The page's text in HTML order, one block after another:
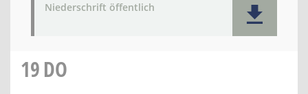
Niederschrift öffentlich
19DO